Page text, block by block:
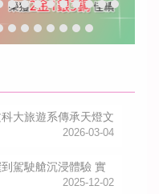
大旅遊系傳承天燈文
2026-03-04
駕駛艙沉浸體驗 實
2025-12-02